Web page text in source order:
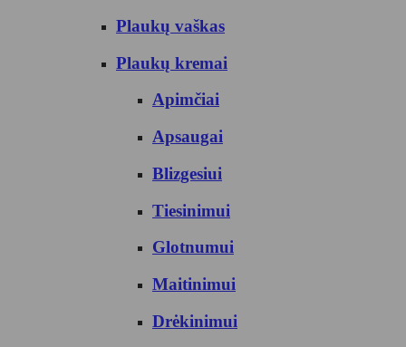
Plaukų vaškas
Plaukų kremai
Apimčiai
Apsaugai
Blizgesiui
Tiesinimui
Glotnumui
Maitinimui
Drėkinimui